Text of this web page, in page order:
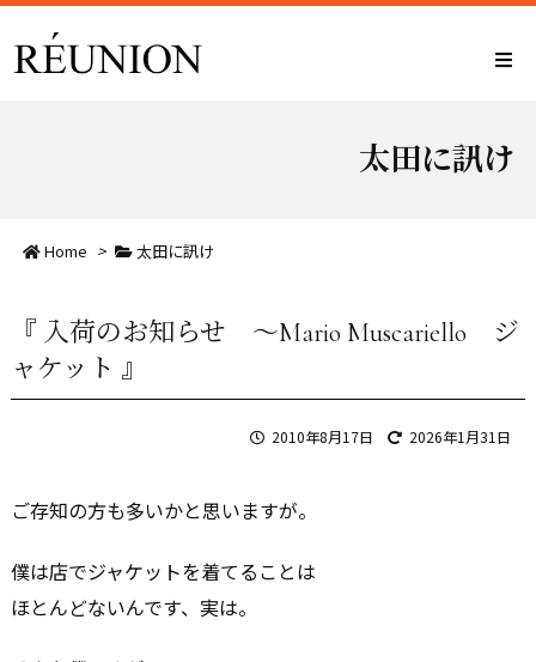
太田に訊け
Home > 太田に訊け
『 入荷のお知らせ ～Mario Muscariello ジ
ャケット 』
2010年8月17日 2026年1月31日
ご存知の方も多いかと思いますが。
僕は店でジャケットを着てることは
ほとんどないんです、実は。